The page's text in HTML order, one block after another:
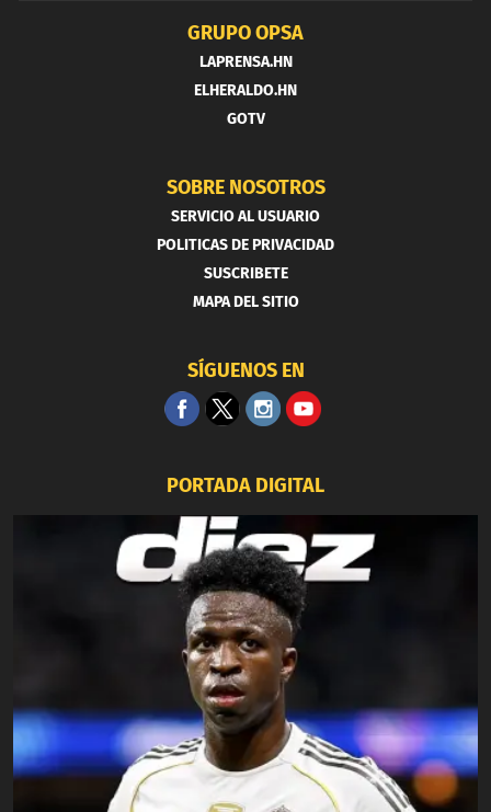
GRUPO OPSA
LAPRENSA.HN
ELHERALDO.HN
GOTV
SOBRE NOSOTROS
SERVICIO AL USUARIO
POLITICAS DE PRIVACIDAD
SUSCRIBETE
MAPA DEL SITIO
SÍGUENOS EN
PORTADA DIGITAL